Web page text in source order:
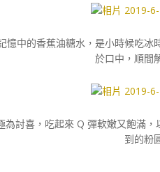
憶中的香蕉油糖水，是小時候吃
於口中，順間
討喜，吃起來 Q 彈軟嫩又飽滿
到的粉